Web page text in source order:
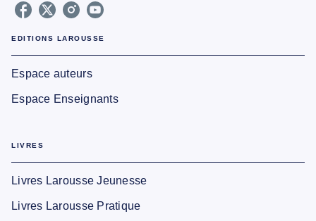
EDITIONS LAROUSSE
Espace auteurs
Espace Enseignants
LIVRES
Livres Larousse Jeunesse
Livres Larousse Pratique